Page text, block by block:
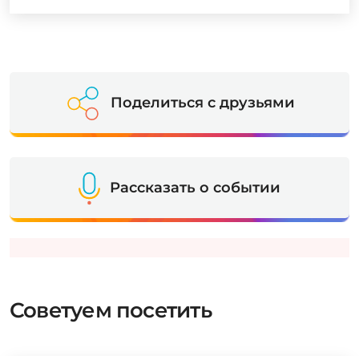
Поделиться с друзьями
Рассказать о событии
Советуем посетить